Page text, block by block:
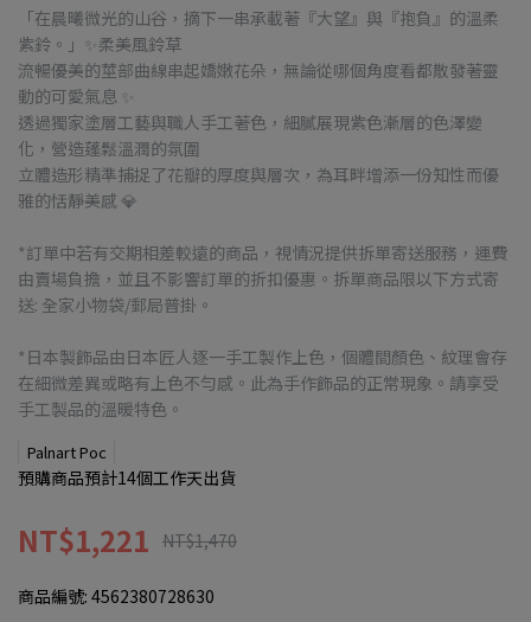
「在晨曦微光的山谷，摘下一串承載著『大望』與『抱負』的溫柔
紫鈴。」✨柔美風鈴草
流暢優美的莖部曲線串起嬌嫩花朵，無論從哪個角度看都散發著靈
動的可愛氣息 ✨
透過獨家塗層工藝與職人手工著色，細膩展現紫色漸層的色澤變
化，營造蓬鬆溫潤的氛圍
立體造形精準捕捉了花瓣的厚度與層次，為耳畔增添一份知性而優
雅的恬靜美感 💎
*訂單中若有交期相差較遠的商品，視情況提供拆單寄送服務，運費
由賣場負擔，並且不影響訂單的折扣優惠。拆單商品限以下方式寄
送: 全家小物袋/郵局普掛。
*日本製飾品由日本匠人逐一手工製作上色，個體間顏色、紋理會存
在細微差異或略有上色不勻感。此為手作飾品的正常現象。請享受
手工製品的溫暖特色。
Palnart Poc
預購商品預計14個工作天出貨
NT$1,221 NT$1,470
商品編號: 4562380728630